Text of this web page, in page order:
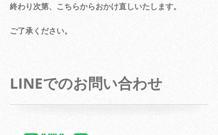
終わり次第、こちらからおかけ直しいたします。
ご了承ください。
LINEでのお問い合わせ